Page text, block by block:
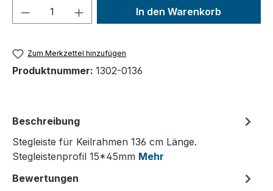
Produkt Anzahl: Gib denIn den Warenkorb
Zum Merkzettel hinzufügen
Produktnummer: 1302-0136
Beschreibung
Stegleiste für Keilrahmen 136 cm Länge.
Stegleistenprofil 15*45mm Mehr
Bewertungen